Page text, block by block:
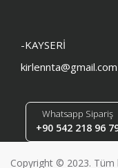
-KAYSERİ
kirlennta@gmail.com
Whatsapp Sipariş
+90 542 218 96
Copyright © 2023. Tüm